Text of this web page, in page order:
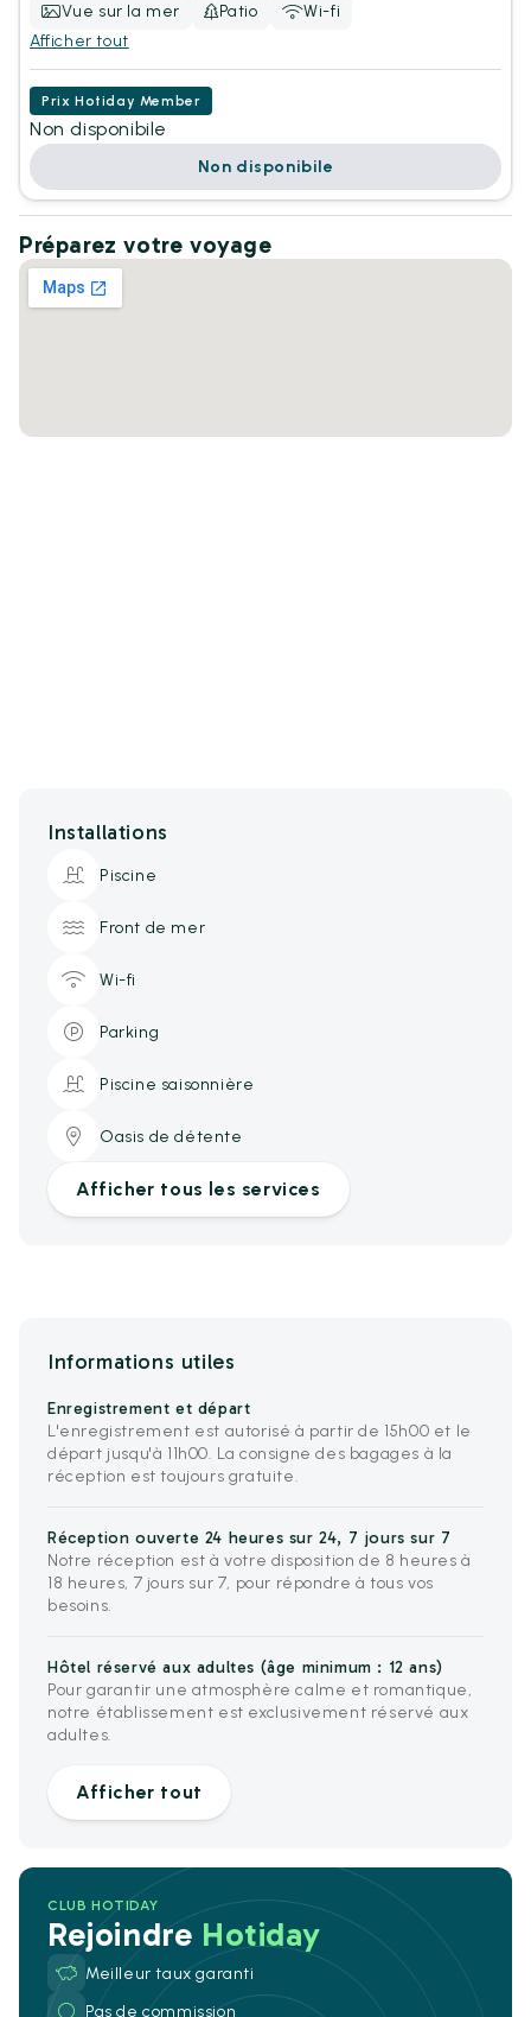
Vue sur la mer Patio
Wi-fi
Afficher tout
Prix Hotiday Member
Non disponibile
Non disponibile
Préparez votre voyage
Installations
Piscine
Front de mer
Wi-fi
Parking
Piscine saisonnière
Oasis de détente
Afficher tous les services
Informations utiles
Enregistrement et départ
L'enregistrement est autorisé à partir de 15h00 et le
départ jusqu'à 11h00. La consigne des bagages à la
réception est toujours gratuite.
Réception ouverte 24 heures sur 24, 7 jours sur 7
Notre réception est à votre disposition de 8 heures à
18 heures, 7 jours sur 7, pour répondre à tous vos
besoins.
Hôtel réservé aux adultes (âge minimum : 12 ans)
Pour garantir une atmosphère calme et romantique,
notre établissement est exclusivement réservé aux
adultes.
Afficher tout
CLUB HOTIDAY
Rejoindre Hotiday
Meilleur taux garanti
Pas de commission